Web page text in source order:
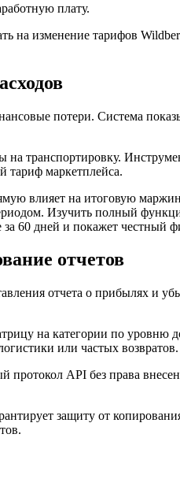
плату.
на изменение тарифов
потери. Система
на транспортировку.
тариф маркетплейса.
влияет на итоговую
Изучить полный
60 дней и покажет честный
отчетов
отчета о прибылях и
на категории по уровню
или частых возвратов.
API без права
защиту от